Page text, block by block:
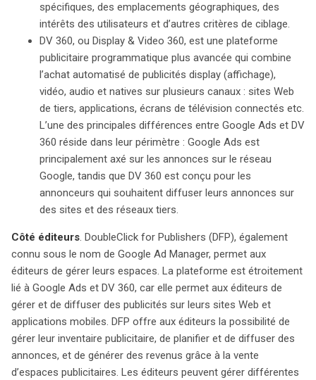
spécifiques, des emplacements géographiques, des
intérêts des utilisateurs et d’autres critères de ciblage.
DV 360, ou Display & Video 360, est une plateforme
publicitaire programmatique plus avancée qui combine
l’achat automatisé de publicités display (affichage),
vidéo, audio et natives sur plusieurs canaux : sites Web
de tiers, applications, écrans de télévision connectés etc.
L’une des principales différences entre Google Ads et DV
360 réside dans leur périmètre : Google Ads est
principalement axé sur les annonces sur le réseau
Google, tandis que DV 360 est conçu pour les
annonceurs qui souhaitent diffuser leurs annonces sur
des sites et des réseaux tiers.
Côté éditeurs. DoubleClick for Publishers (DFP), également
connu sous le nom de Google Ad Manager, permet aux
éditeurs de gérer leurs espaces. La plateforme est étroitement
lié à Google Ads et DV 360, car elle permet aux éditeurs de
gérer et de diffuser des publicités sur leurs sites Web et
applications mobiles. DFP offre aux éditeurs la possibilité de
gérer leur inventaire publicitaire, de planifier et de diffuser des
annonces, et de générer des revenus grâce à la vente
d’espaces publicitaires. Les éditeurs peuvent gérer différentes